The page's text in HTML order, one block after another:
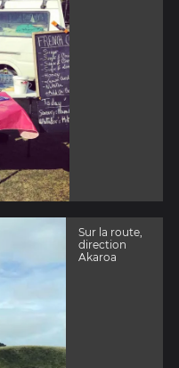
Sur la route,
direction
Akaroa